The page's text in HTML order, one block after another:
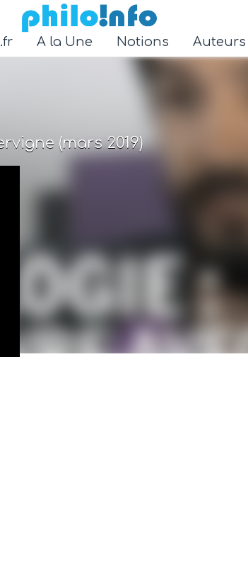
Accéder au contenu principal
(mars 2019)
A la Une Notions